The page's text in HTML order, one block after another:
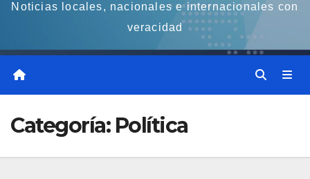
Noticias locales, nacionales e internacionales con
veracidad
Categoría: Política